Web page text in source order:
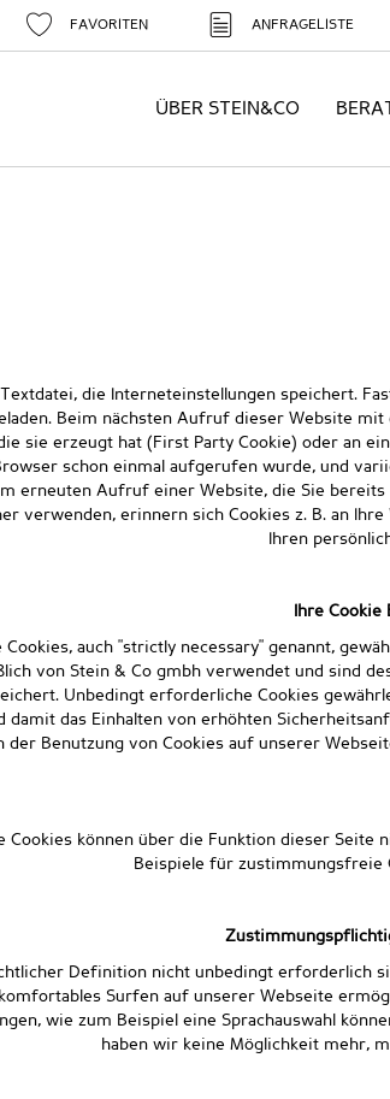
FAVORITEN ANFRAGELISTE
ÜBER STEIN&CO
die Interneteinstellungen speichert.
Beim nächsten Aufruf dieser Website
sie erzeugt hat (First Party Cookie) oder an
schon einmal aufgerufen wurde, und
erneuten Aufruf einer Website, die Sie bereits
verwenden, erinnern sich Cookies z. B. an
Ihren
Ihre
auch "strictly necessary" genannt,
von Stein & Co gmbh verwendet und sind
Unbedingt erforderliche Cookies
damit das Einhalten von erhöhten
der Benutzung von Cookies auf unserer
Cookies können über die Funktion dieser
Beispiele für zustimmungsfreie
Definition nicht unbedingt erforderlich
Surfen auf unserer Webseite
wie zum Beispiel eine Sprachauswahl
haben wir keine Möglichkeit mehr,